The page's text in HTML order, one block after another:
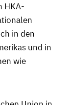
HKA-
in den
und in
wie